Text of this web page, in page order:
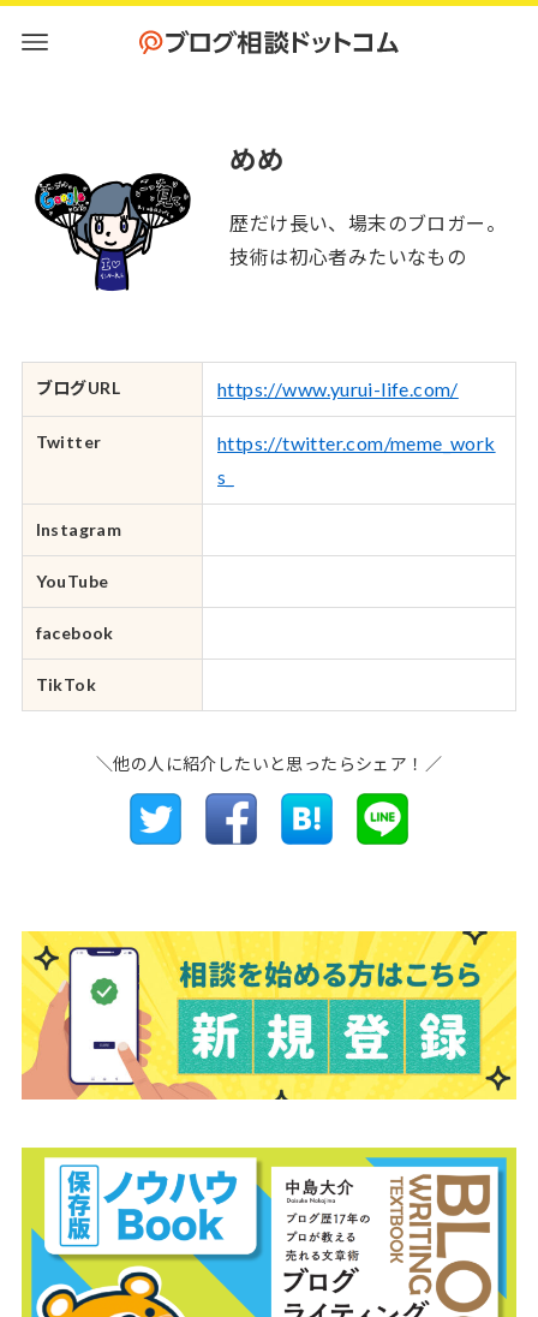
めめ
歴だけ長い、場末のブロガー。
技術は初心者みたいなもの
ブログURL https://www.yurui-life.com/
Twitter
https://twitter.com/meme_work
s_
Instagram
YouTube
facebook
TikTok
＼他の人に紹介したいと思ったらシェア！／